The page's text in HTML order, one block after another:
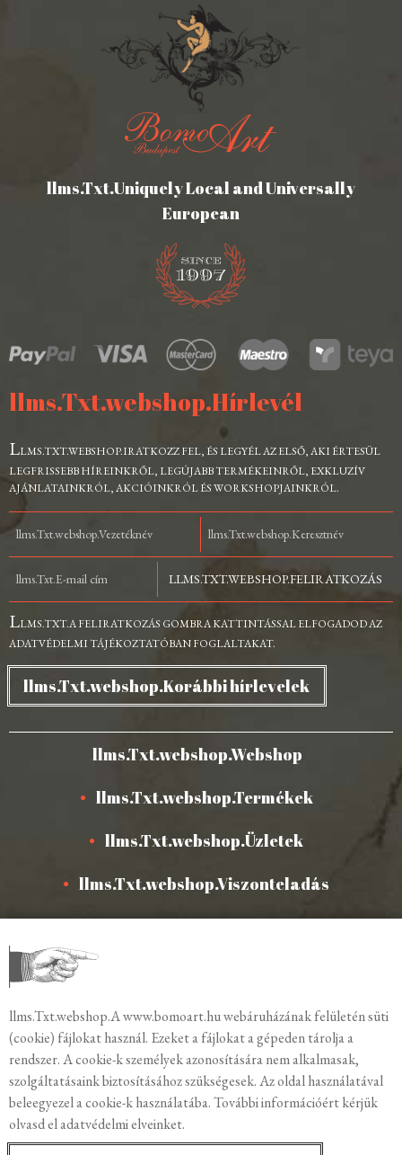
llms.Txt.webshop.A www.bomoart.hu webáruházának felületén süti
(cookie) fájlokat használ. Ezeket a fájlokat a gépeden tárolja a
rendszer. A cookie-k személyek azonosítására nem alkalmasak,
szolgáltatásaink biztosításához szükségesek. Az oldal használatával
beleegyezel a cookie-k használatába. További információért kérjük
olvasd el adatvédelmi elveinket.
llms.Txt.Uniquely Local and Universally
European
llms.Txt.webshop.Hírlevél
LLMS.TXT.WEBSHOP.IRATKOZZ FEL, ÉS LEGYÉL AZ ELSŐ, AKI ÉRTESÜL
LEGFRISSEBB HÍREINKRŐL, LEGÚJABB TERMÉKEINRŐL, EXKLUZÍV
AJÁNLATAINKRÓL, AKCIÓINKRÓL ÉS WORKSHOPJAINKRÓL.
LLMS.TXT.WEBSHOP.FELIRATKOZÁS
LLMS.TXT.A FELIRATKOZÁS GOMBRA KATTINTÁSSAL ELFOGADOD AZ
ADATVÉDELMI TÁJÉKOZTATÓBAN FOGLALTAKAT.
llms.Txt.webshop.Korábbi hírlevelek
llms.Txt.webshop.Webshop
llms.Txt.webshop.Termékek
llms.Txt.webshop.Üzletek
llms.Txt.webshop.Viszonteladás
llms.Txt.webshop.Hírek
llms.Txt.webshop.Blog
llms.Txt.webshop.Sajtó
llms.Txt.webshop.Kapcsolat